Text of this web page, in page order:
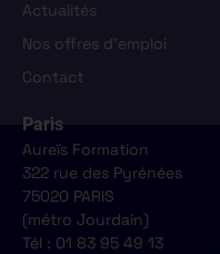
Actualités
Nos offres d'emploi
Contact
Paris
Aureïs Formation
322 rue des Pyrénées
75020 PARIS
(métro Jourdain)
Tél : 01 83 95 49 13